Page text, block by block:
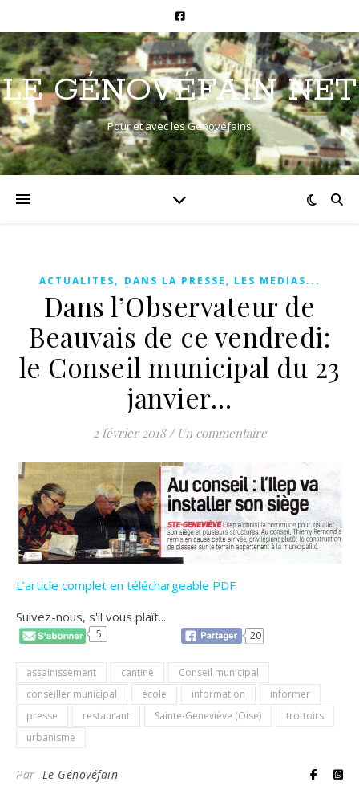
LE GÉNOVÉFAIN NET
Pour et avec les Génovéfains
ACTUALITES, DANS LA PRESSE, LES MEDIAS...
Dans l’Observateur de
Beauvais de ce vendredi:
le Conseil municipal du 23
janvier…
2 février 2018 / Un commentaire
L’article complet en téléchargeable PDF
Suivez-nous, s'il vous plaît...
5 20
assainissement cantine
Conseil municipal
conseiller municipal
école information
informer
presse
restaurant Sainte-Geneviève (Oise)
trottoirs
urbanisme
Par Le Génovéfain